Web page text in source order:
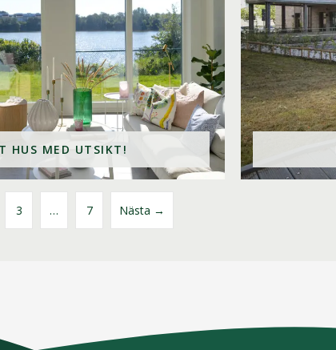
HUS MED UTSIKT!
3 … 7 Nästa →